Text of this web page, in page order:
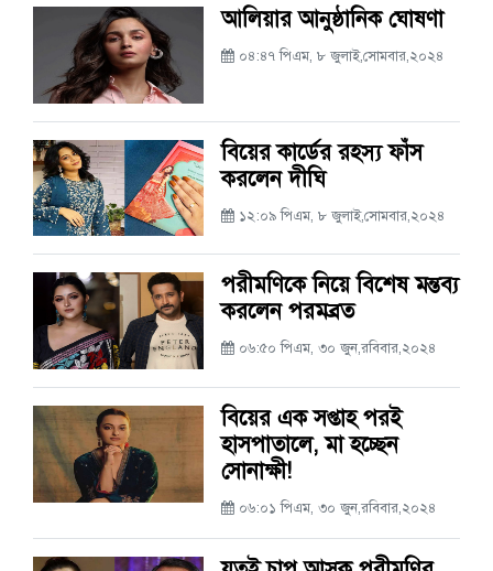
আলিয়ার আনুষ্ঠানিক ঘোষণা
০৪:৪৭ পিএম, ৮ জুলাই,সোমবার,২০২৪
বিয়ের কার্ডের রহস্য ফাঁস
করলেন দীঘি
১২:০৯ পিএম, ৮ জুলাই,সোমবার,২০২৪
পরীমণিকে নিয়ে বিশেষ মন্তব্য
করলেন পরমব্রত
০৬:৫০ পিএম, ৩০ জুন,রবিবার,২০২৪
বিয়ের এক সপ্তাহ পরই
হাসপাতালে, মা হচ্ছেন
সোনাক্ষী!
০৬:০১ পিএম, ৩০ জুন,রবিবার,২০২৪